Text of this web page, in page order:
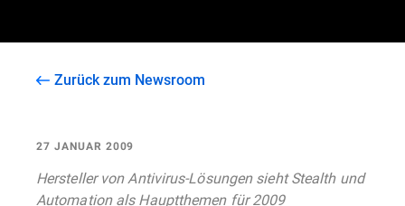
Zurück zum Newsroom
27 JANUAR 2009
Hersteller von Antivirus-Lösungen sieht Stealth und
Automation als Hauptthemen für 2009